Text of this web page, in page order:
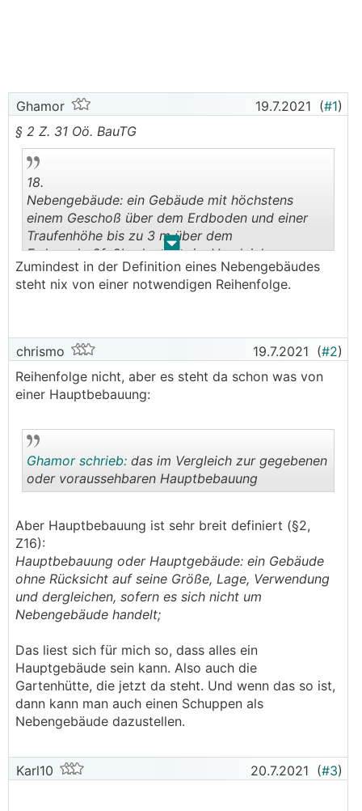
Ghamor 19.7.2021 (#1)
§ 2 Z. 31 Oö. BauTG
. .
18.
Nebengebäude: ein Gebäude mit höchstens
einem Geschoß über dem Erdboden und einer
Traufenhöhe bis zu 3 m über dem
Erdgeschoßfußboden, das im Vergleich zur
gegebenen oder voraussehbaren Hauptbebauung
nur untergeordnete Bedeutung hat und nicht
Nebengebäude vorliegt oder eine bauliche
Einheit mit dem Hauptgebäude, also ein Zubau
zu diesem, hängt von der baulichen Gestaltung
und vom funktionalen Zusammenhang der als
Gebäudeteile zu qualifizierenden Baukörper ab;
Zumindest in der Definition eines Nebengebäudes
steht nix von einer notwendigen Reihenfolge.
chrismo 19.7.2021 (#2)
Reihenfolge nicht, aber es steht da schon was von
einer Hauptbebauung:
.
Ghamor schrieb: das im Vergleich zur gegebenen
oder voraussehbaren Hauptbebauung
Aber Hauptbebauung ist sehr breit definiert (§2,
Z16):
Hauptbebauung oder Hauptgebäude: ein Gebäude
ohne Rücksicht auf seine Größe, Lage, Verwendung
und dergleichen, sofern es sich nicht um
Nebengebäude handelt;
Das liest sich für mich so, dass alles ein
Hauptgebäude sein kann. Also auch die
Gartenhütte, die jetzt da steht. Und wenn das so ist,
dann kann man auch einen Schuppen als
Nebengebäude dazustellen.
Karl10 20.7.2021 (#3)